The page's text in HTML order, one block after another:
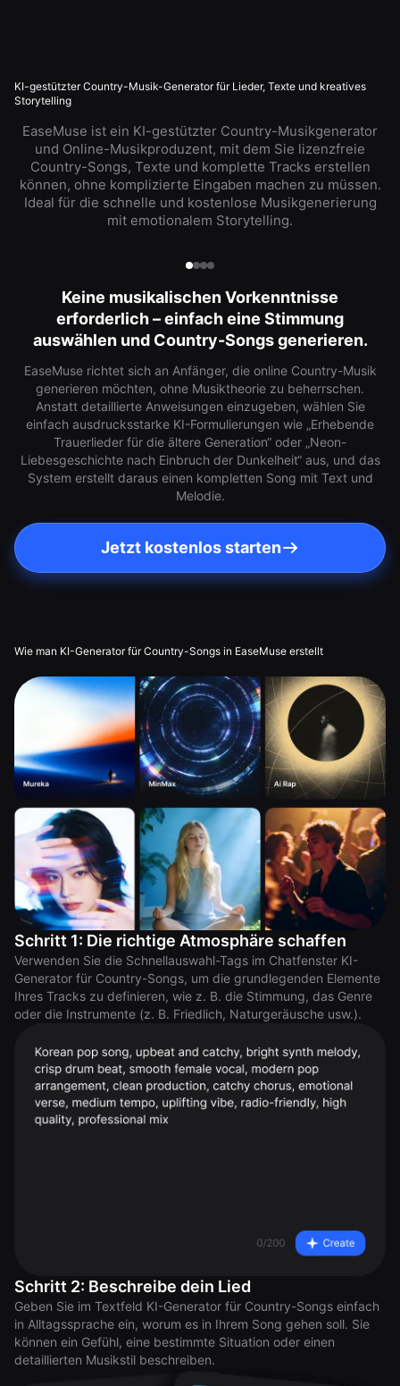
KI-gestützter Country-Musik-Generator für Lieder, Texte und kreatives
Storytelling
EaseMuse ist ein KI-gestützter Country-Musikgenerator
und Online-Musikproduzent, mit dem Sie lizenzfreie
Country-Songs, Texte und komplette Tracks erstellen
können, ohne komplizierte Eingaben machen zu müssen.
Ideal für die schnelle und kostenlose Musikgenerierung
mit emotionalem Storytelling.
Keine musikalischen Vorkenntnisse
erforderlich – einfach eine Stimmung
auswählen und Country-Songs generieren.
EaseMuse richtet sich an Anfänger, die online Country-Musik
generieren möchten, ohne Musiktheorie zu beherrschen.
Anstatt detaillierte Anweisungen einzugeben, wählen Sie
einfach ausdrucksstarke KI-Formulierungen wie „Erhebende
Trauerlieder für die ältere Generation“ oder „Neon-
Liebesgeschichte nach Einbruch der Dunkelheit“ aus, und das
System erstellt daraus einen kompletten Song mit Text und
Melodie.
Jetzt kostenlos starten
Wie man KI-Generator für Country-Songs in EaseMuse erstellt
Schritt 1: Die richtige Atmosphäre schaffen
Verwenden Sie die Schnellauswahl-Tags im Chatfenster KI-
Generator für Country-Songs, um die grundlegenden Elemente
Ihres Tracks zu definieren, wie z. B. die Stimmung, das Genre
oder die Instrumente (z. B. Friedlich, Naturgeräusche usw.).
Schritt 2: Beschreibe dein Lied
Geben Sie im Textfeld KI-Generator für Country-Songs einfach
in Alltagssprache ein, worum es in Ihrem Song gehen soll. Sie
können ein Gefühl, eine bestimmte Situation oder einen
detaillierten Musikstil beschreiben.